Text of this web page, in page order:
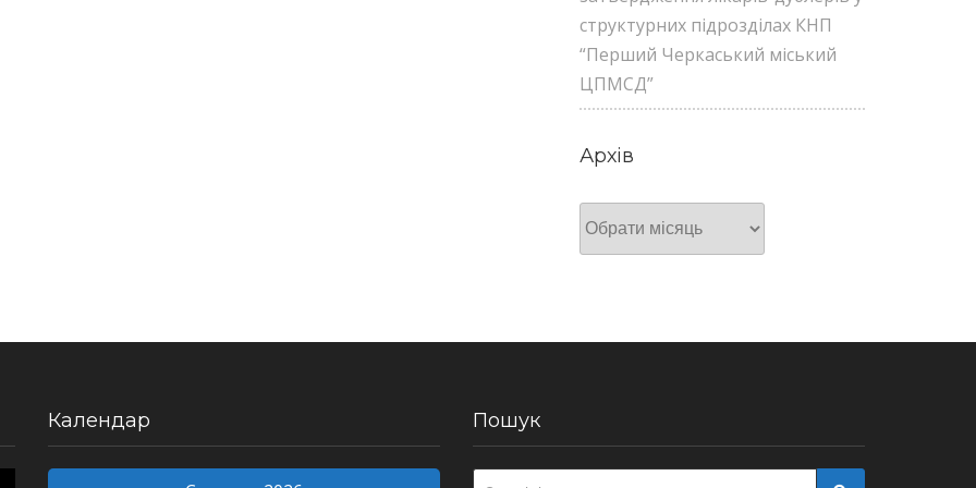
структурних підрозділах КНП
“Перший Черкаський міський
ЦПМСД”
Архів
Архів
Календар Пошук